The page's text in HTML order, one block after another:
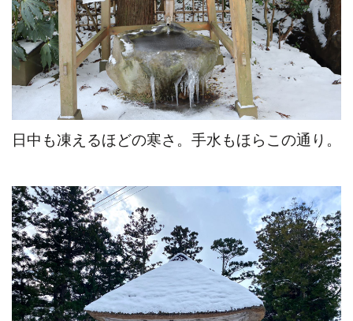
日中も凍えるほどの寒さ。手水もほらこの通り。